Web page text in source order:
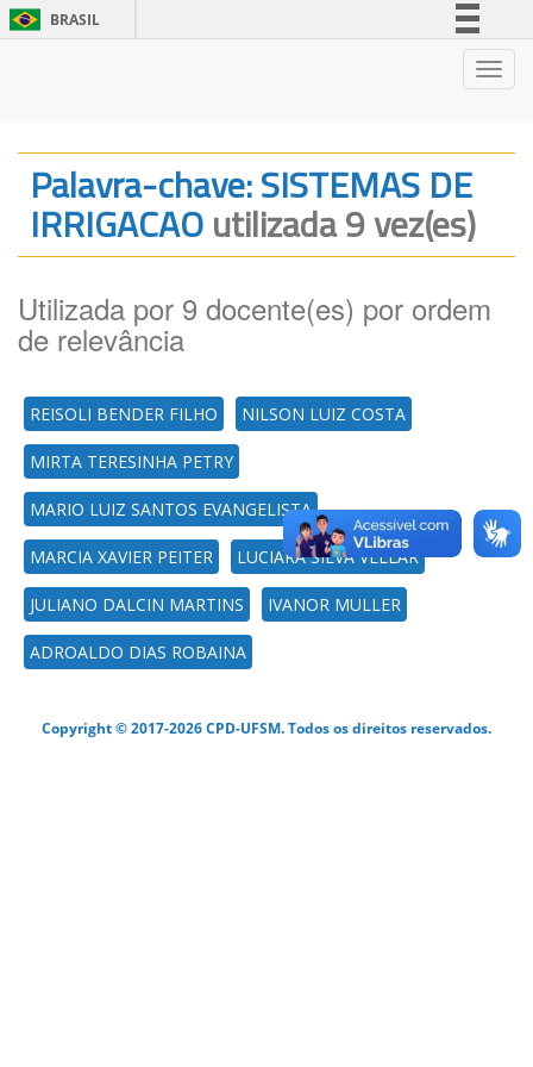
BRASIL
Legislação
Canais
Palavra-chave: SISTEMAS DE
IRRIGACAOutilizada 9 vez(es)
Utilizada por 9 docente(es) por ordem
de relevância
REISOLI BENDER FILHO NILSON LUIZ COSTA
MIRTA TERESINHA PETRY
MARIO LUIZ SANTOS EVANGELISTA
MARCIA XAVIER PEITER LUCIARA SILVA VELLAR
JULIANO DALCIN MARTINS IVANOR MULLER
ADROALDO DIAS ROBAINA
Copyright © 2017-2026 CPD-UFSM. Todos os direitos reservados.